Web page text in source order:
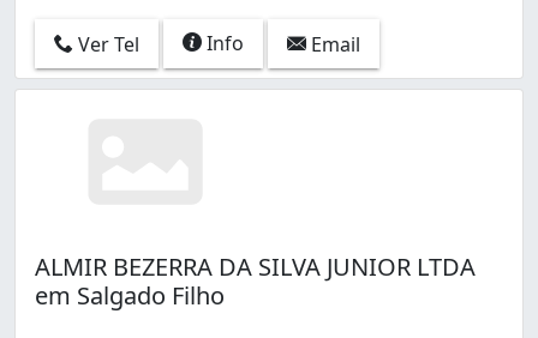
Ver Tel Info Email
ALMIR BEZERRA DA SILVA JUNIOR LTDA
em Salgado Filho